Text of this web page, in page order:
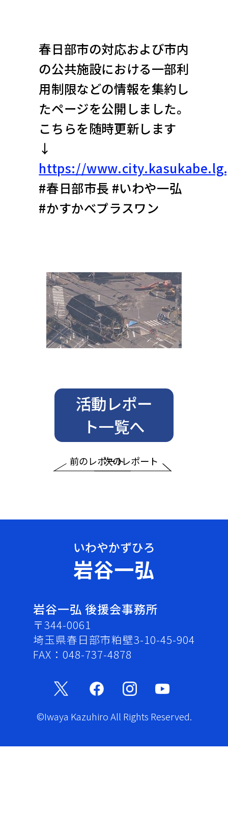
春日部市の対応および市内
の公共施設における一部利
用制限などの情報を集約し
たページを公開しました。
こちらを随時更新します
↓
https://
#春日部市長 #いわや一弘
#かすかべプラスワン
前のレポート
活動レポー
ト一覧へ
次のレポート
岩谷一弘
岩谷一弘 後援会事務所
〒344-0061
埼玉県春日部市粕壁3-10-45-904
FAX：048-737-4878
©Iwaya Kazuhiro All Rights Reserved.